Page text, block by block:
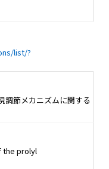
list/?
調節メカニズムに関する
the prolyl